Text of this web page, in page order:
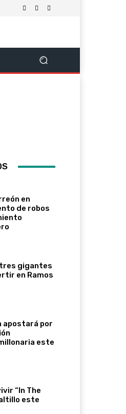
Ciencia Y Tecnología
en
de robos
gigantes
en Ramos
apostará por
este
“In The
este